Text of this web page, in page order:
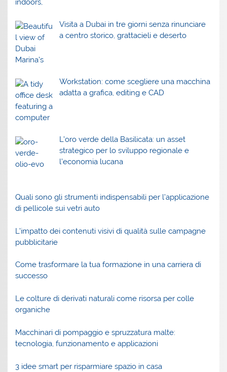
Visita a Dubai in tre giorni senza rinunciare
a centro storico, grattacieli e deserto
Workstation: come scegliere una macchina
adatta a grafica, editing e CAD
L’oro verde della Basilicata: un asset
strategico per lo sviluppo regionale e
l’economia lucana
Quali sono gli strumenti indispensabili per l’applicazione
di pellicole sui vetri auto
L’impatto dei contenuti visivi di qualità sulle campagne
pubblicitarie
Come trasformare la tua formazione in una carriera di
successo
Le colture di derivati naturali come risorsa per colle
organiche
Macchinari di pompaggio e spruzzatura malte:
tecnologia, funzionamento e applicazioni
3 idee smart per risparmiare spazio in casa